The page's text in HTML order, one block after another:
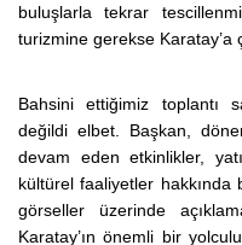
buluşlarla tekrar
turizmine gerekse Karatay’a
Bahsini ettiğimiz toplantı
değildi elbet. Başkan,
devam eden etkinlikler,
kültürel faaliyetler hakkında
görseller üzerinde
Karatay’ın önemli bir